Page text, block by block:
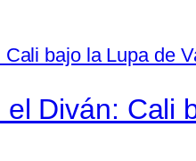
Diván: Cali